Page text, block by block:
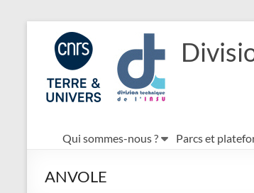
contenu
Qui sommes-nous ? Parcs et
ANVOLE